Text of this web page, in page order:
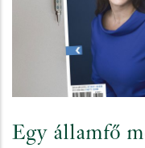
Egy államfő